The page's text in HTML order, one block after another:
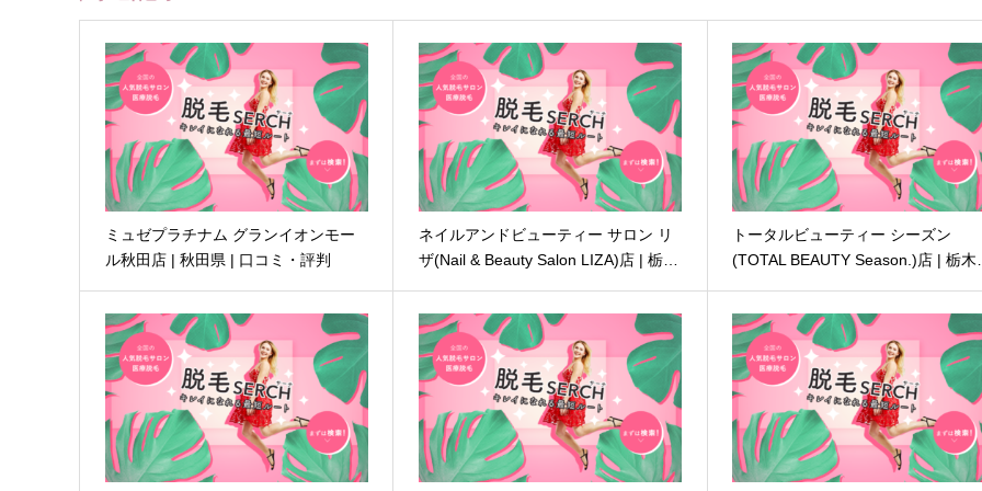
ミュゼプラチナム グランイオンモー
ル秋田店 | 秋田県 | 口コミ・評判
ネイルアンドビューティー サロン リ
ザ(Nail & Beauty Salon LIZA)店 | 栃…
トータルビューティー シーズン
(TOTAL BEAUTY Season.)店 | 栃